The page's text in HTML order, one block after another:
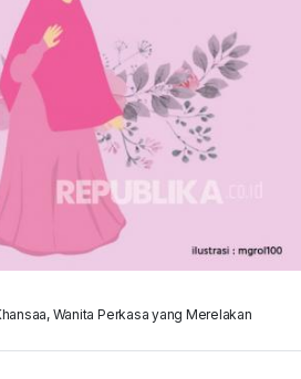
Wanita Perkasa yang Merelakan